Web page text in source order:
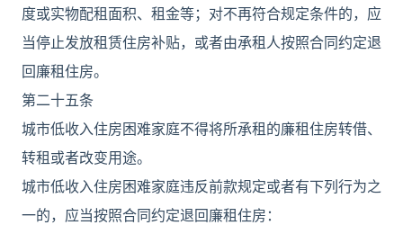
度或实物配租面积、租金等；对不再符合规定条件的，应
当停止发放租赁住房补贴，或者由承租人按照合同约定退
回廉租住房。
第二十五条
城市低收入住房困难家庭不得将所承租的廉租住房转借、
转租或者改变用途。
城市低收入住房困难家庭违反前款规定或者有下列行为之
一的，应当按照合同约定退回廉租住房：